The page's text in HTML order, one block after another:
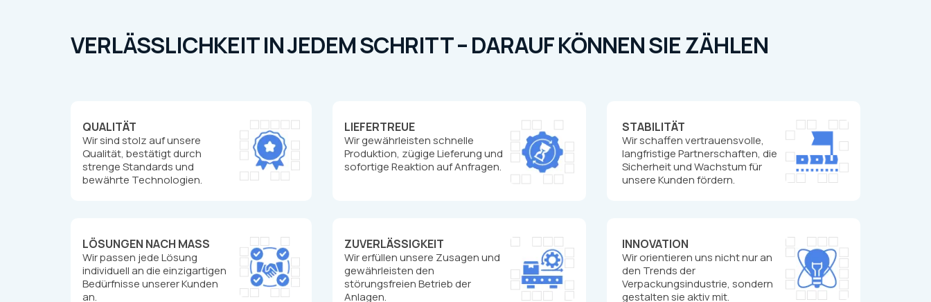
VERLÄSSLICHKEIT IN JEDEM SCHRITT – DARAUF KÖNNEN SIE ZÄHLEN
QUALITÄT
Wir sind stolz auf unsere
Qualität, bestätigt durch
strenge Standards und
bewährte Technologien.
LIEFERTREUE
Wir gewährleisten schnelle
Produktion, zügige Lieferung und
sofortige Reaktion auf Anfragen.
STABILITÄT
Wir schaffen vertrauensvolle,
langfristige Partnerschaften, die
Sicherheit und Wachstum für
unsere Kunden fördern.
LÖSUNGEN NACH MASS
Wir passen jede Lösung
individuell an die einzigartigen
Bedürfnisse unserer Kunden
an.
ZUVERLÄSSIGKEIT
Wir erfüllen unsere Zusagen und
gewährleisten den
störungsfreien Betrieb der
Anlagen.
INNOVATION
Wir orientieren uns nicht nur an
den Trends der
Verpackungsindustrie, sondern
gestalten sie aktiv mit.